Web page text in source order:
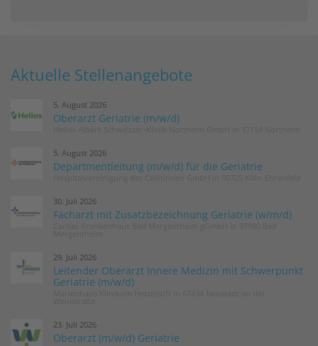
Aktuelle Stellenangebote
5. August 2026
Oberarzt Geriatrie (m/w/d)
5. August 2026
Departmentleitung (m/w/d) für die Geriatrie
30. Juli 2026
Facharzt mit Zusatzbezeichnung Geriatrie (w/m/d)
29. Juli 2026
Leitender Oberarzt Innere Medizin mit Schwerpunkt
Geriatrie (m/w/d)
23. Juli 2026
Oberarzt (m/w/d) Geriatrie